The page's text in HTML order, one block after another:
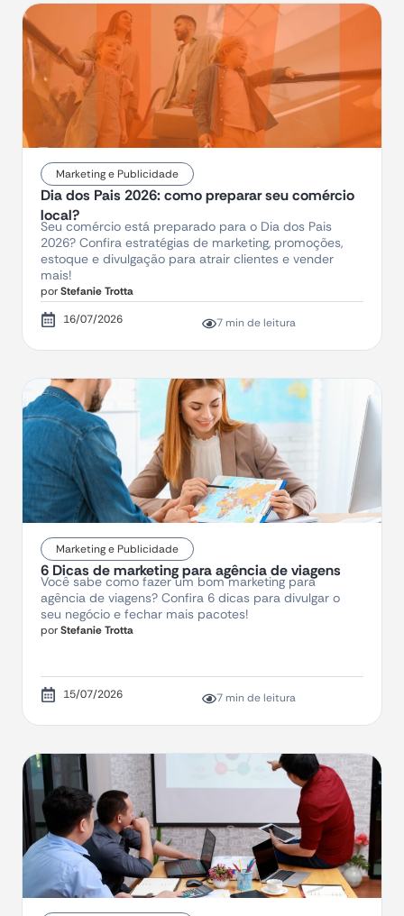
Marketing e Publicidade
Dia dos Pais 2026: como preparar seu comércio
local?
Seu comércio está preparado para o Dia dos Pais
2026? Confira estratégias de marketing, promoções,
estoque e divulgação para atrair clientes e vender
mais!
porStefanie Trotta
16/07/2026
7 min de leitura
Marketing e Publicidade
6 Dicas de marketing para agência de viagens
Você sabe como fazer um bom marketing para
agência de viagens? Confira 6 dicas para divulgar o
seu negócio e fechar mais pacotes!
porStefanie Trotta
15/07/2026 7 min de leitura